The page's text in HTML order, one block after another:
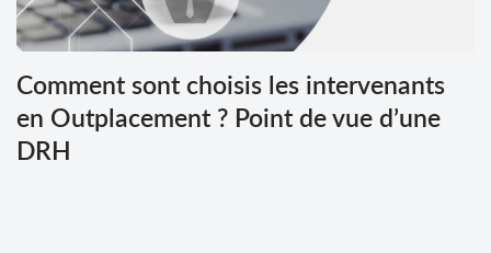
Comment sont choisis les intervenants
en Outplacement ? Point de vue d’une
DRH